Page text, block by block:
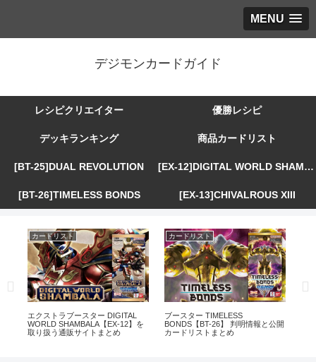
MENU
デジモンカードガイド
レシピクリエイター 優勝レシピ
デッキランキング 商品カードリスト
[BT-25]DUAL REVOLUTION [EX-12]DIGITAL WORLD SHAMBALA
[BT-26]TIMELESS BONDS [EX-13]CHIVALROUS XIII
カードリスト
エクストラブースター DIGITAL
WORLD SHAMBALA【EX-12】を
取り扱う通販サイトまとめ
カードリスト
ブースター TIMELESS
BONDS【BT-26】 判明情報と公開
カードリストまとめ